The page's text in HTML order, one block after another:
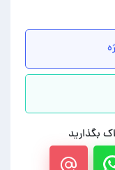
بگذارید